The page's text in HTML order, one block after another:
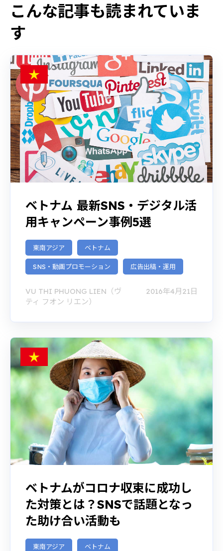
こんな記事も読まれていま
す
ベトナム 最新SNS・デジタル活
用キャンペーン事例5選
東南アジア ベトナム
SNS・動画プロモーション 広告出稿・運用
VU THI PHUONG LIEN（ヴ
ティ フオン リエン）
2016年4月21日
ベトナムがコロナ収束に成功し
た対策とは？SNSで話題となっ
た助け合い活動も
東南アジア ベトナム